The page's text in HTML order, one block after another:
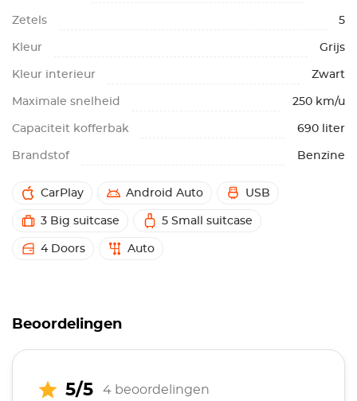
Zetels 5
Kleur Grijs
Kleur interieur Zwart
Maximale snelheid 250 km/u
Capaciteit kofferbak 690 liter
Brandstof Benzine
CarPlay Android Auto USB
3 Big suitcase 5 Small suitcase
4 Doors Auto
Beoordelingen
5/5 4 beoordelingen